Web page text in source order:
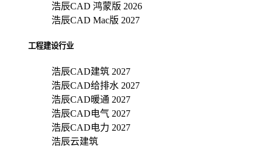
浩辰CAD 鸿蒙版 2026
浩辰CAD Mac版 2027
工程建设行业
浩辰CAD建筑 2027
浩辰CAD给排水 2027
浩辰CAD暖通 2027
浩辰CAD电气 2027
浩辰CAD电力 2027
浩辰云建筑